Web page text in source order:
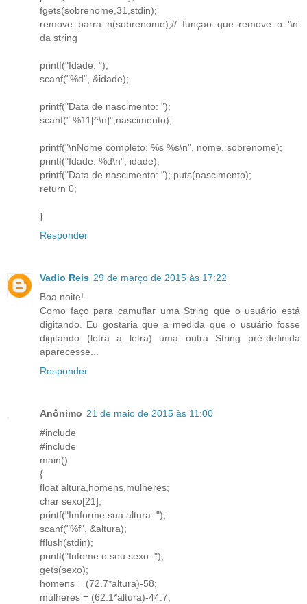
fgets(sobrenome,31,stdin);
remove_barra_n(sobrenome);// funçao que remove o '\n'
da string
printf("Idade: ");
scanf("%d", &idade);
printf("Data de nascimento: ");
scanf(" %11[^\n]",nascimento);
printf("\nNome completo: %s %s\n", nome, sobrenome);
printf("Idade: %d\n", idade);
printf("Data de nascimento: "); puts(nascimento);
return 0;
}
Responder
Vadio Reis 29 de março de 2015 às 17:22
Boa noite!
Como faço para camuflar uma String que o usuário está
digitando. Eu gostaria que a medida que o usuário fosse
digitando (letra a letra) uma outra String pré-definida
aparecesse...
Responder
Anônimo 21 de maio de 2015 às 11:00
#include
#include
main()
{
float altura,homens,mulheres;
char sexo[21];
printf("Imforme sua altura: ");
scanf("%f", &altura);
fflush(stdin);
printf("Infome o seu sexo: ");
gets(sexo);
homens = (72.7*altura)-58;
mulheres = (62.1*altura)-44.7;